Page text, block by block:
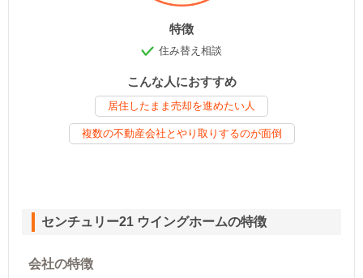
特徴
住み替え相談
こんな人におすすめ
居住したまま売却を進めたい人
複数の不動産会社とやり取りするのが面倒
センチュリー21 ウイングホームの特徴
会社の特徴